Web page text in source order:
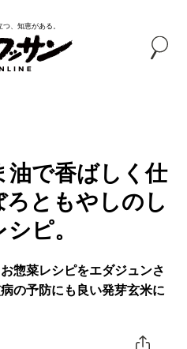
、知恵がある。
油で香ばしく仕
ともやしのし
ピ。
惣菜レシピをエダジュンさ
の予防にも良い発芽玄米に